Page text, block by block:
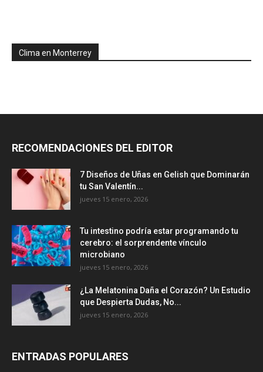
Clima en Monterrey
RECOMENDACIONES DEL EDITOR
7 Diseños de Uñas en Gelish que Dominarán
tu San Valentín...
jueves 15 enero, 2026
Tu intestino podría estar programando tu
cerebro: el sorprendente vínculo
microbiano
jueves 15 enero, 2026
¿La Melatonina Daña el Corazón? Un Estudio
que Despierta Dudas, No...
jueves 15 enero, 2026
ENTRADAS POPULARES